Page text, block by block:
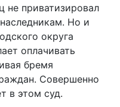
не приватизировал
Но и
округа
оплачивать
бремя
Совершенно
в этом суд.